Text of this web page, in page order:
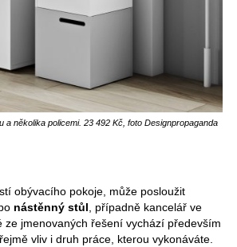
několika policemi. 23 492 Kč, foto Designpropaganda
obývacího pokoje, může posloužit
nástěnný stůl , případně kancelář ve
ze jmenovaných řešení vychází především
vliv i druh práce, kterou vykonáváte.